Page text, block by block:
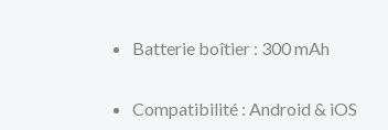
Batterie boîtier : 300 mAh
Compatibilité : Android & iOS